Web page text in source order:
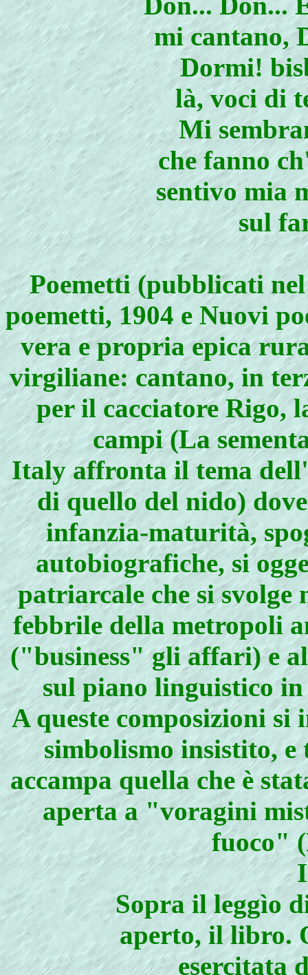
mi cantano,
Dormi!
là, voci di
Mi
che fanno
sentivo mia
sul
Poemetti (pubblicati
poemetti, 1904 e Nuovi
vera e propria epica
virgiliane: cantano, in
per il cacciatore Rigo,
campi (La
Italy affronta il tema
di quello del nido)
infanzia-maturità,
autobiografiche, si
patriarcale che si svolge
febbrile della metropoli
("business" gli affari) e
sul piano linguistico
A queste composizioni si
simbolismo insistito,
accampa quella che è
aperta a "voragini
fuoco"
Sopra il leggìo
aperto, il libro.
esercitata